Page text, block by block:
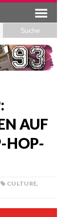
AUF
HOP-
CULTURE,